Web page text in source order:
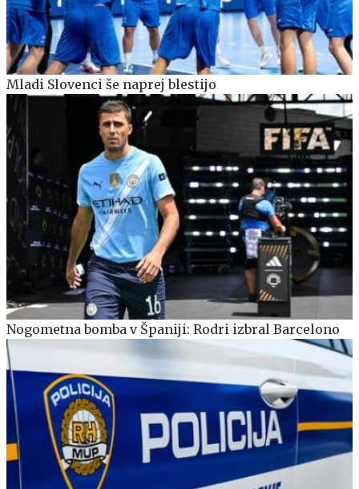
Mladi Slovenci še naprej blestijo
Nogometna bomba v Španiji: Rodri izbral Barcelono